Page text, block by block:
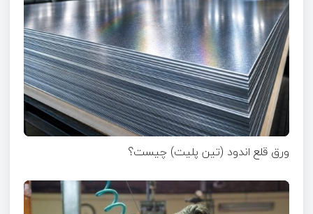
ورق قلع اندود (تین پلیت) چیست؟